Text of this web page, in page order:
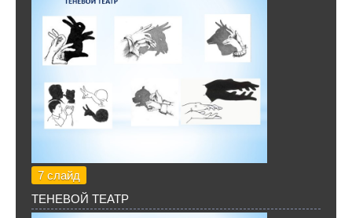
7 слайд
ТЕНЕВОЙ ТЕАТР